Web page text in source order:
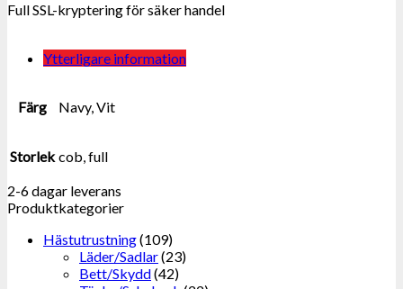
Full SSL-kryptering för säker handel
Ytterligare information
Färg Navy, Vit
Storlek cob, full
2-6 dagar leverans
Produktkategorier
Hästutrustning(109)
Läder/Sadlar(23)
Bett/Skydd(42)